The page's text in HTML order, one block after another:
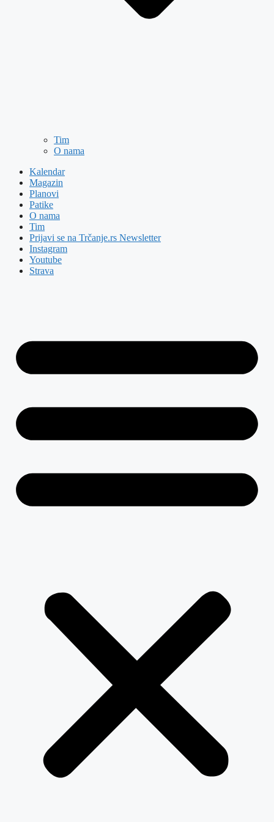
Tim
O nama
Kalendar
Magazin
Planovi
Patike
O nama
Tim
Prijavi se na Trčanje.rs Newsletter
Instagram
Youtube
Strava